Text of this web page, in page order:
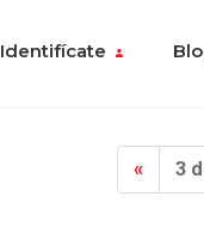
Identifícate
« 3